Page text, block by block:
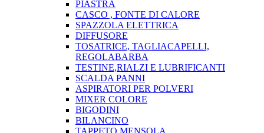
PIASTRA
CASCO , FONTE DI CALORE
SPAZZOLA ELETTRICA
DIFFUSORE
TOSATRICE, TAGLIACAPELLI,
REGOLABARBA
TESTINE,RIALZI E LUBRIFICANTI
SCALDA PANNI
ASPIRATORI PER POLVERI
MIXER COLORE
BIGODINI
BILANCINO
TAPPETO MENSOLA